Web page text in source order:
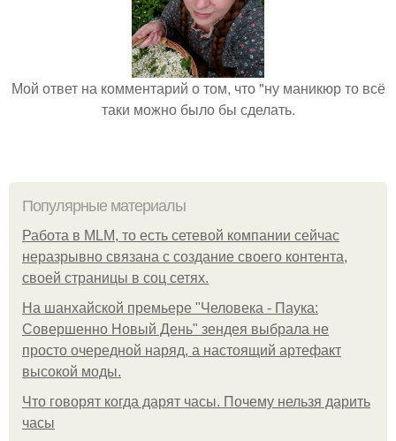
Мой ответ на комментарий о том, что "ну маникюр то всё
таки можно было бы сделать.
Популярные материалы
Работа в MLM, то есть сетевой компании сейчас
неразрывно связана с создание своего контента,
своей страницы в соц сетях.
На шанхайской премьере "Человека - Паука:
Совершенно Новый День" зендея выбрала не
просто очередной наряд, а настоящий артефакт
высокой моды.
Что говорят когда дарят часы. Почему нельзя дарить
часы